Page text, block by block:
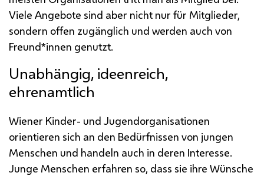
Viele Angebote sind aber nicht nur für Mitglieder,
sondern offen zugänglich und werden auch von
Freund*innen genutzt.
Unabhängig, ideenreich,
ehrenamtlich
Wiener Kinder- und Jugendorganisationen
orientieren sich an den Bedürfnissen von jungen
Menschen und handeln auch in deren Interesse.
Junge Menschen erfahren so, dass sie ihre Wünsche